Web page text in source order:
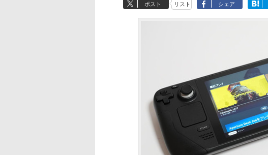
ポスト リスト シェア